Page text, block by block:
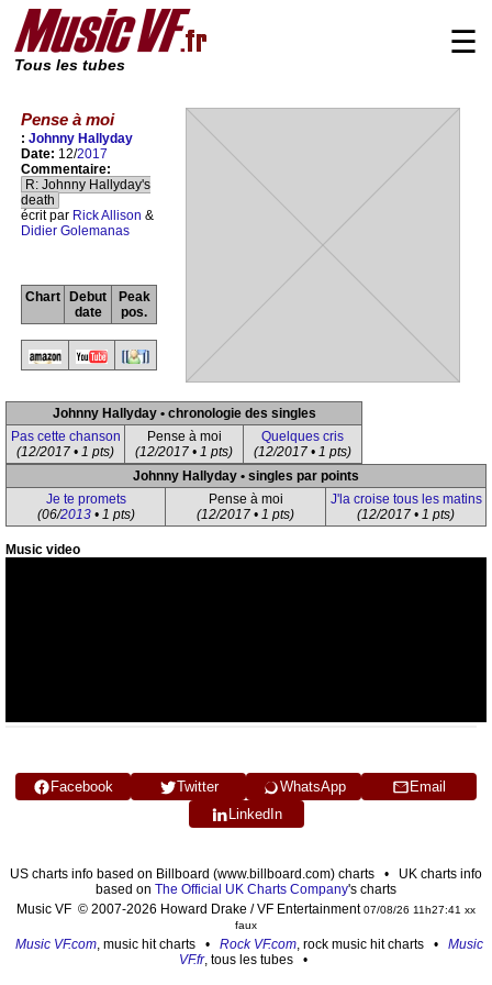
Tous les tubes
☰
Pense à moi
: Johnny Hallyday
Date: 12/2017
Commentaire:
R: Johnny Hallyday's
death
écrit par Rick Allison &
Didier Golemanas
Chart
Debut
date
Peak
pos.
Johnny Hallyday • chronologie des singles
Pas cette chanson
(12/2017 • 1 pts)
Pense à moi
(12/2017 • 1 pts)
Quelques cris
(12/2017 • 1 pts)
Johnny Hallyday • singles par points
Je te promets
(06/2013• 1 pts)
Pense à moi
(12/2017 • 1 pts)
J'la croise tous les matins
(12/2017 • 1 pts)
Music video
Facebook Twitter WhatsApp
Email
LinkedIn
US charts info based on Billboard (www.billboard.com) charts • UK charts info
based on The Official UK Charts Company's charts
Music VF © 2007-2026 Howard Drake / VF Entertainment07/08/26 11h27:41 xx
faux
Music VF.com, music hit charts • Rock VF.com, rock music hit charts • Music
VF.fr, tous les tubes •